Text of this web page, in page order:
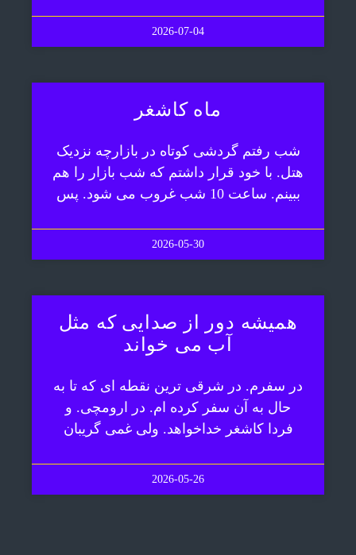
2026-07-04
ماه کاشغر
شب رفتم گردشی کوتاه در بازارچه نزدیک
هتل. با خود قرار داشتم که شب بازار را هم
ببینم. ساعت 10 شب غروب می شود. پس
2026-05-30
همیشه دور از صدایی که مثل
آب می خواند
در سفرم. در شرقی ترین نقطه ای که تا به
حال به آن سفر کرده ام. در ارومچی. و
فردا کاشغر خداخواهد. ولی غمی گریبان
2026-05-26